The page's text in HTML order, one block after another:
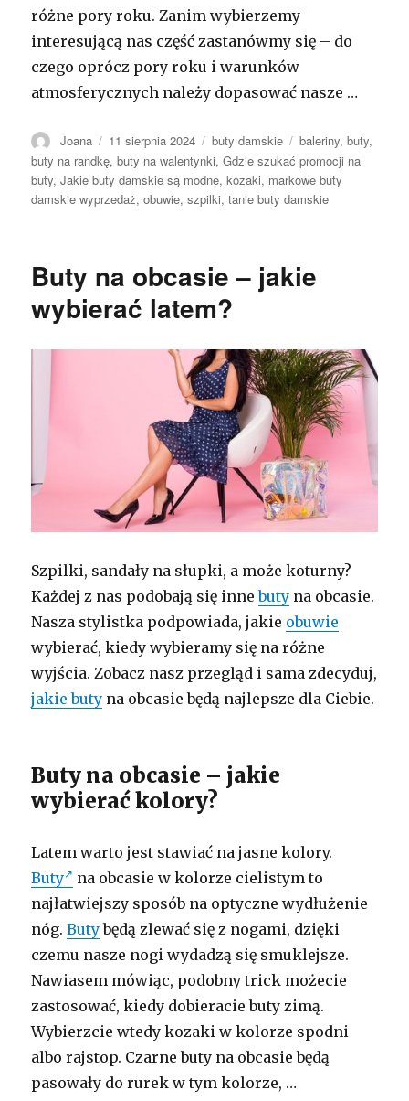
różne pory roku. Zanim wybierzemy
interesującą nas część zastanówmy się – do
czego oprócz pory roku i warunków
atmosferycznych należy dopasować nasze …
Autor
Joana Opublikowano
11 sierpnia 2024 Kategorie
buty damskie Tagi
baleriny,buty,
buty na randkę,buty na walentynki,Gdzie szukać promocji na
buty,Jakie buty damskie są modne,kozaki, markowe buty
damskie wyprzedaż,obuwie,szpilki,tanie buty damskie
Buty na obcasie – jakie
wybierać latem?
Szpilki, sandały na słupki, a może koturny?
Każdej z nas podobają się innebuty na obcasie.
Nasza stylistka podpowiada, jakie obuwie
wybierać, kiedy wybieramy się na różne
wyjścia. Zobacz nasz przegląd i sama zdecyduj,
jakie buty na obcasie będą najlepsze dla Ciebie.
Buty na obcasie – jakie
wybierać kolory?
Latem warto jest stawiać na jasne kolory.
Buty
na obcasie w kolorze cielistym to
najłatwiejszy sposób na optyczne wydłużenie
nóg.Butybędą zlewać się z nogami, dzięki
czemu nasze nogi wydadzą się smuklejsze.
Nawiasem mówiąc, podobny trick możecie
zastosować, kiedy dobieracie buty zimą.
Wybierzcie wtedy kozaki w kolorze spodni
albo rajstop. Czarne buty na obcasie będą
pasowały do rurek w tym kolorze, …